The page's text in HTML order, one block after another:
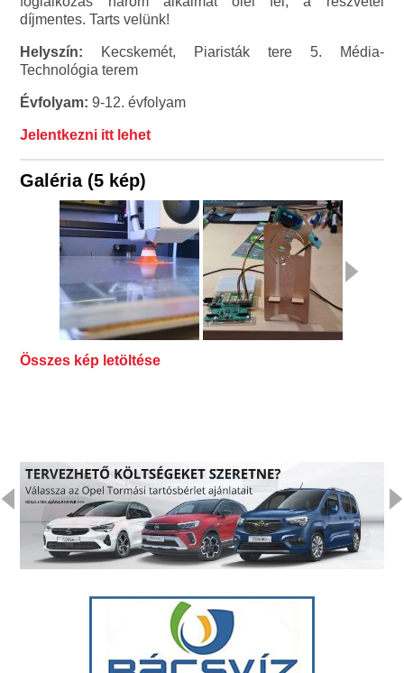
díjmentes. Tarts velünk!
Helyszín: Kecskemét, Piaristák tere 5. Média-
Technológia terem
Évfolyam: 9-12. évfolyam
Jelentkezni itt lehet
Galéria (5 kép)
Összes kép letöltése